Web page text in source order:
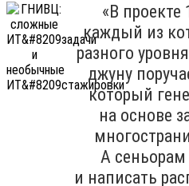
«В проекте
каждый из
разного
джуну
который
на основе
А
и написать